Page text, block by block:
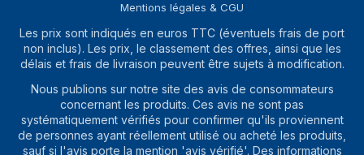
Mentions légales & CGU
Les prix sont indiqués en euros TTC (éventuels frais de port
non inclus). Les prix, le classement des offres, ainsi que les
délais et frais de livraison peuvent être sujets à modification.
Nous publions sur notre site des avis de consommateurs
concernant les produits. Ces avis ne sont pas
systématiquement vérifiés pour confirmer qu'ils proviennent
de personnes ayant réellement utilisé ou acheté les produits,
sauf si l'avis porte la mention 'avis vérifié'. Des informations